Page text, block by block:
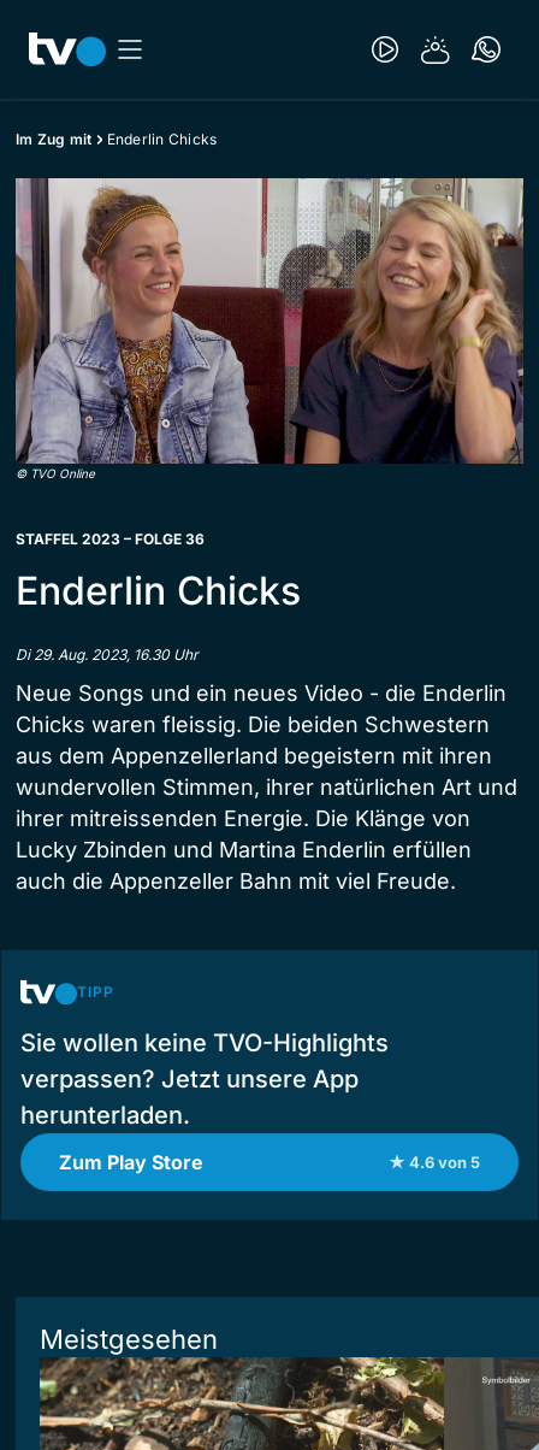
Im Zug mit Enderlin Chicks
© TVO Online
STAFFEL 2023 – FOLGE 36
Enderlin Chicks
Di 29. Aug. 2023, 16.30 Uhr
Neue Songs und ein neues Video - die Enderlin
Chicks waren fleissig. Die beiden Schwestern
aus dem Appenzellerland begeistern mit ihren
wundervollen Stimmen, ihrer natürlichen Art und
ihrer mitreissenden Energie. Die Klänge von
Lucky Zbinden und Martina Enderlin erfüllen
auch die Appenzeller Bahn mit viel Freude.
TIPP
Sie wollen keine TVO-Highlights
verpassen? Jetzt unsere App
herunterladen.
Zum Play Store ★ 4.6 von 5
Meistgesehen